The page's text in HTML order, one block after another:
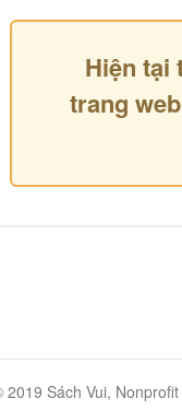
Hiện tại
trang
2019 Sách Vui,